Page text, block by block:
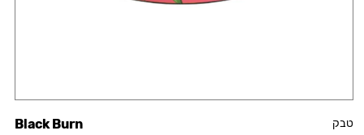
טבק Black Burn